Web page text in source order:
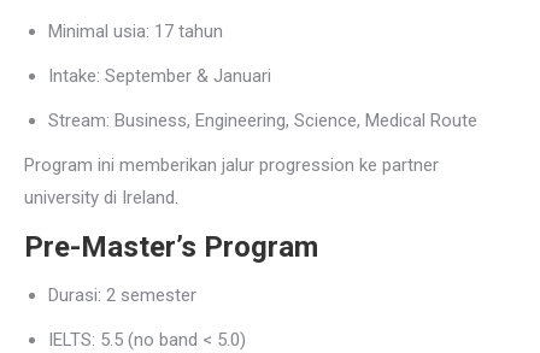
Minimal usia: 17 tahun
Intake: September & Januari
Stream: Business, Engineering, Science, Medical Route
Program ini memberikan jalur progression ke partner
university di Ireland.
Pre-Master’s Program
Durasi: 2 semester
IELTS: 5.5 (no band < 5.0)